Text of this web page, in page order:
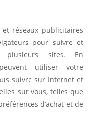
réseaux publicitaires
pour suivre et
sites. En
utiliser votre
suivre sur Internet et
sur vous, telles que
d’achat et de